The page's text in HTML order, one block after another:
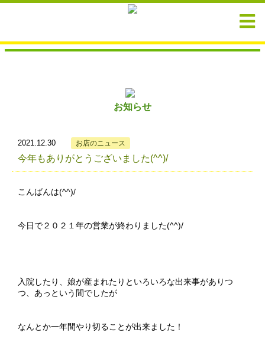
お知らせ
2021.12.30 お店のニュース
今年もありがとうございました(^^)/
こんばんは(^^)/
今日で２０２１年の営業が終わりました(^^)/
入院したり、娘が産まれたりといろいろな出来事がありつ
つ、あっという間でしたが
なんとか一年間やり切ることが出来ました！